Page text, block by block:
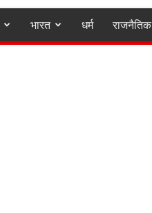
भारत धर्म राजनैतिक